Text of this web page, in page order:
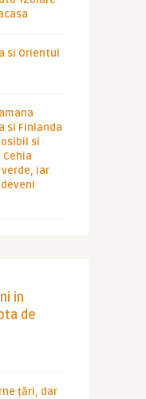
si Orientul
si Finlanda
si
iar
in
de
țări, dar